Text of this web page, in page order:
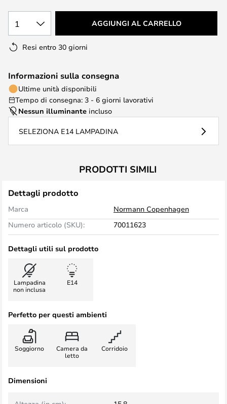
1 AGGIUNGI AL CARRELLO
Resi entro 30 giorni
Informazioni sulla consegna
Ultime unità disponibili
Tempo di consegna: 3 - 6 giorni lavorativi
Nessun illuminante incluso
SELEZIONA E14 LAMPADINA
PRODOTTI SIMILI
Dettagli prodotto
Marca
Normann Copenhagen
Numero articolo (SKU):
70011623
Dettagli utili sul prodotto
Lampadina
non inclusa
E14
Perfetto per questi ambienti
Soggiorno
Camera da
letto
Corridoio
Dimensioni